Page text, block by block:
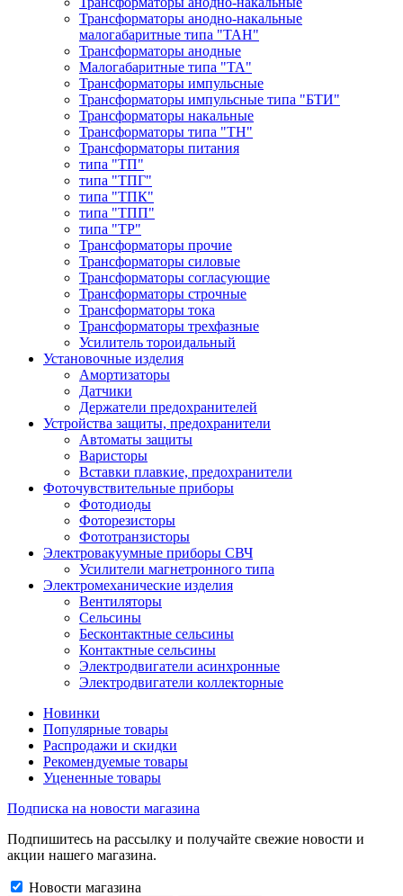
Трансформаторы анодно-накальные
малогабаритные типа "ТАН"
Трансформаторы анодные
Малогабаритные типа "ТА"
Трансформаторы импульсные
Трансформаторы импульсные типа "БТИ"
Трансформаторы накальные
Трансформаторы типа "ТН"
Трансформаторы питания
типа "ТП"
типа "ТПГ"
типа "ТПК"
типа "ТПП"
типа "ТР"
Трансформаторы прочие
Трансформаторы силовые
Трансформаторы согласующие
Трансформаторы строчные
Трансформаторы тока
Трансформаторы трехфазные
Усилитель тороидальный
Установочные изделия
Амортизаторы
Датчики
Держатели предохранителей
Устройства защиты, предохранители
Автоматы защиты
Варисторы
Вставки плавкие, предохранители
Фоточувствительные приборы
Фотодиоды
Фоторезисторы
Фототранзисторы
Электровакуумные приборы СВЧ
Усилители магнетронного типа
Электромеханические изделия
Вентиляторы
Сельсины
Бесконтактные сельсины
Контактные сельсины
Электродвигатели асинхронные
Электродвигатели коллекторные
Новинки
Популярные товары
Распродажи и скидки
Рекомендуемые товары
Уцененные товары
Подписка на новости магазина
Подпишитесь на рассылку и получайте свежие новости и
акции нашего магазина.
Новости магазина